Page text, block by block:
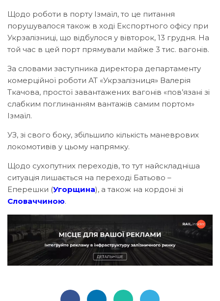
Щодо роботи в порту Ізмаїл, то це питання
порушувалося також в ході Експортного офісу при
Укрзалізниці, що відбулося у вівторок, 13 грудня. На
той час в цей порт прямували майже 3 тис. вагонів.
За словами заступника директора департаменту
комерційної роботи АТ «Укрзалізниця» Валерія
Ткачова, простої завантажених вагонів «пов’язані зі
слабким поглинанням вантажів самим портом»
Ізмаїл.
УЗ, зі свого боку, збільшило кількість маневрових
локомотивів у цьому напрямку.
Щодо сухопутних переходів, то тут найскладніша
ситуація лишається на переході Батьово –
Еперешки (Угорщина), а також на кордоні зі
Словаччиною.